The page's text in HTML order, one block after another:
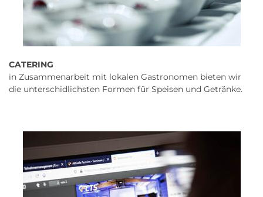
CATERING
in Zusammenarbeit mit lokalen Gastronomen bieten wir
die unterschidlichsten Formen für Speisen und Getränke.